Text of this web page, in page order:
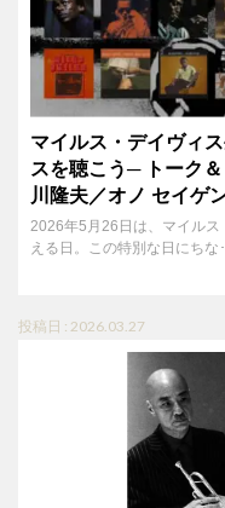
マイルス・デイヴィ
スを聴こう─ トーク
川隆夫／オノ セイゲ
2026年5月26日は、マイル
える日。この特別な日にちな
投稿日 : 2026.03.27